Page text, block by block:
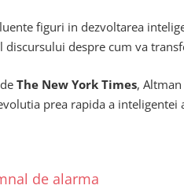
figuri in dezvoltarea
despre cum va
The New York Times,
prea rapida a
de alarma